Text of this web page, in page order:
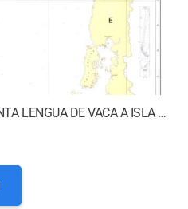
CARTA SHOA N° 0007 – PUNTA LENGUA DE VACA A ISLA GUAFO *